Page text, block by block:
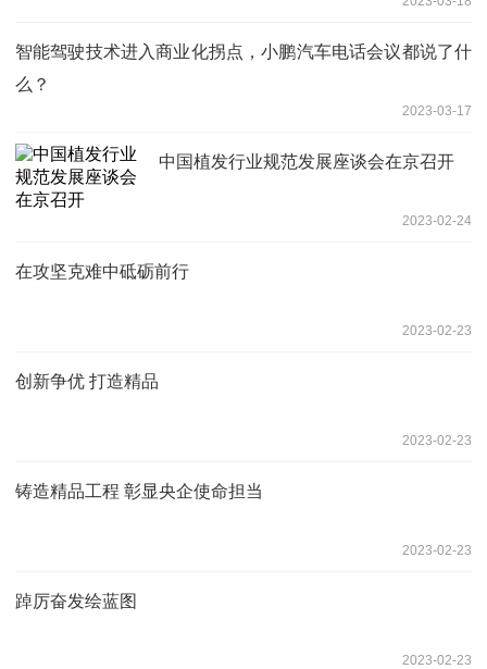
智能驾驶技术进入商业化拐点，小鹏汽车电话会议都说了什
么？
2023-03-17
中国植发行业规范发展座谈会在京召开
2023-02-24
在攻坚克难中砥砺前行
2023-02-23
创新争优 打造精品
2023-02-23
铸造精品工程 彰显央企使命担当
2023-02-23
踔厉奋发绘蓝图
2023-02-23